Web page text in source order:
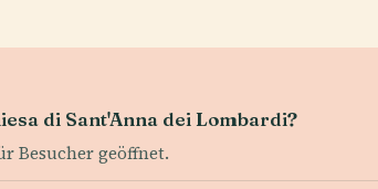
di Sant'Anna dei Lombardi?
Besucher geöffnet.